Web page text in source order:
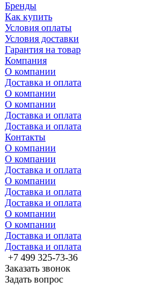
Бренды
Как купить
Условия оплаты
Условия доставки
Гарантия на товар
Компания
О компании
Доставка и оплата
О компании
О компании
Доставка и оплата
Доставка и оплата
Контакты
О компании
О компании
Доставка и оплата
О компании
Доставка и оплата
Доставка и оплата
О компании
О компании
Доставка и оплата
Доставка и оплата
+7 499 325-73-36
Заказать звонок
Задать вопрос